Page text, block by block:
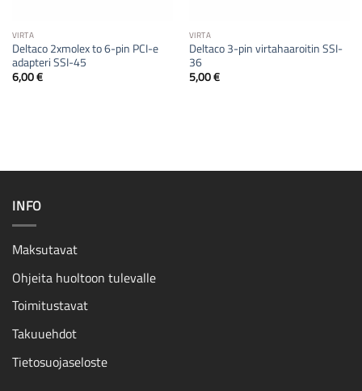
VIRTA
Deltaco 2xmolex to 6-pin PCI-e
adapteri SSI-45
6,00€
VIRTA
Deltaco 3-pin virtahaaroitin SSI-
36
5,00€
INFO
Maksutavat
Ohjeita huoltoon tulevalle
Toimitustavat
Takuuehdot
Tietosuojaseloste